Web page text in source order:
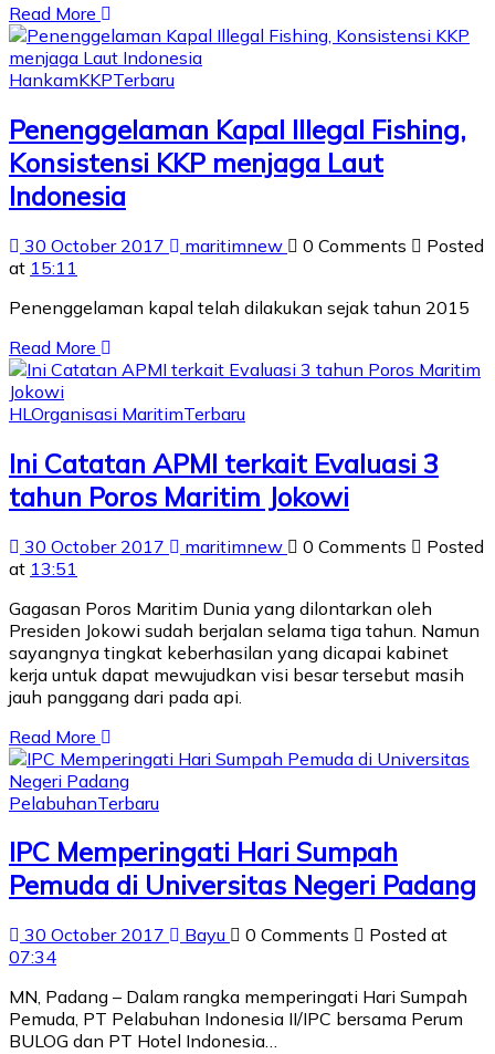
Read More
HankamKKPTerbaru
Penenggelaman Kapal Illegal Fishing,
Konsistensi KKP menjaga Laut
Indonesia
30 October 2017 maritimnew 0 Comments
Posted
at 15:11
Penenggelaman kapal telah dilakukan sejak tahun 2015
Read More
HL Organisasi MaritimTerbaru
Ini Catatan APMI terkait Evaluasi 3
tahun Poros Maritim Jokowi
30 October 2017 maritimnew 0 Comments
Posted
at 13:51
Gagasan Poros Maritim Dunia yang dilontarkan oleh
Presiden Jokowi sudah berjalan selama tiga tahun. Namun
sayangnya tingkat keberhasilan yang dicapai kabinet
kerja untuk dapat mewujudkan visi besar tersebut masih
jauh panggang dari pada api.
Read More
PelabuhanTerbaru
IPC Memperingati Hari Sumpah
Pemuda di Universitas Negeri Padang
30 October 2017 Bayu 0 Comments
Posted at
07:34
MN, Padang – Dalam rangka memperingati Hari Sumpah
Pemuda, PT Pelabuhan Indonesia II/IPC bersama Perum
BULOG dan PT Hotel Indonesia…